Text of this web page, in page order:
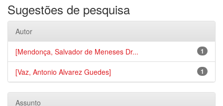
Sugestões de pesquisa
Autor
1
[Mendonça, Salvador de Meneses Dr...
1
[Vaz, Antonio Alvarez Guedes]
Assunto